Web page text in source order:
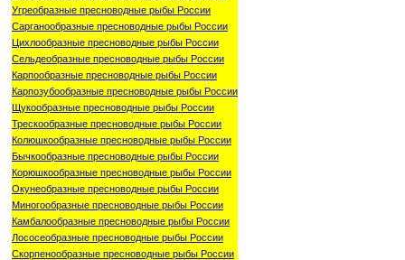
Угреобразные пресноводные рыбы России
Сарганообразные пресноводные рыбы России
Цихлообразные пресноводные рыбы России
Сельдеобразные пресноводные рыбы России
Карпообразные пресноводные рыбы России
Карпозубообразные пресноводные рыбы России
Щукообразные пресноводные рыбы России
Трескообразные пресноводные рыбы России
Колюшкообразные пресноводные рыбы России
Бычкообразные пресноводные рыбы России
Корюшкообразные пресноводные рыбы России
Окунеобразные пресноводные рыбы России
Миногообразные пресноводные рыбы России
Камбалообразные пресноводные рыбы России
Лососеобразные пресноводные рыбы России
Скорпенообразные пресноводные рыбы России